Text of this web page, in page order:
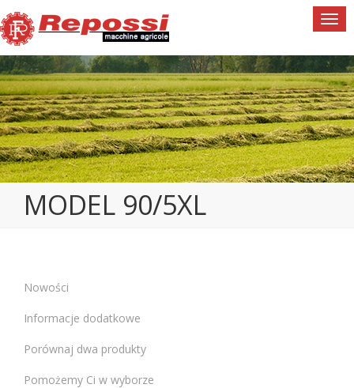
MODEL 90/5XL
Nowości
Informacje dodatkowe
Porównaj dwa produkty
Pomożemy Ci w wyborze